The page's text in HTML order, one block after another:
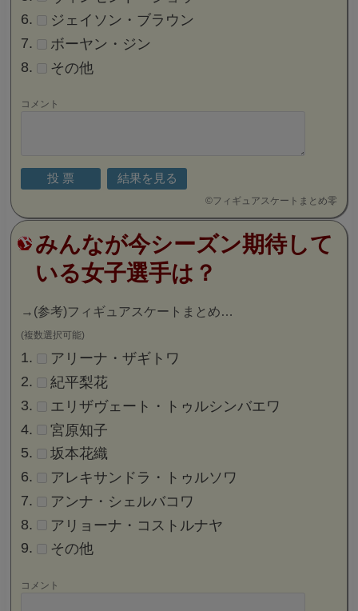
ジェイソン・ブラウン
ボーヤン・ジン
その他
コメント
©フィギュアスケートまとめ零
みんなが今シーズン期待して
いる女子選手は？
→ (参考)フィギュアスケートまとめ…
(複数選択可能)
アリーナ・ザギトワ
紀平梨花
エリザヴェート・トゥルシンバエワ
宮原知子
坂本花織
アレキサンドラ・トゥルソワ
アンナ・シェルバコワ
アリョーナ・コストルナヤ
その他
コメント